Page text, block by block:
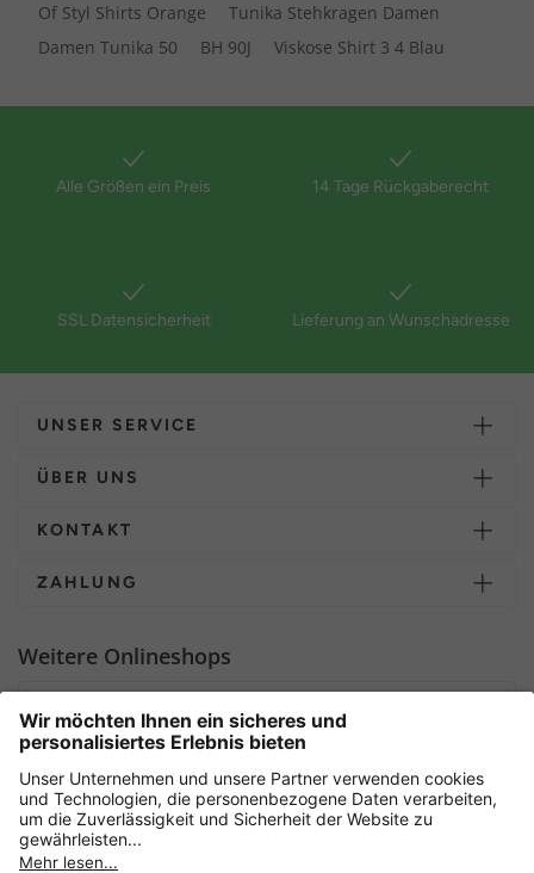
Of Styl Shirts Orange
Tunika Stehkragen Damen
Damen Tunika 50
BH 90J Viskose Shirt 3 4 Blau
Alle Größen ein Preis 14 Tage Rückgaberecht
SSL Datensicherheit Lieferung an Wunschadresse
UNSER SERVICE
ÜBER UNS
KONTAKT
ZAHLUNG
Weitere Onlineshops
Sicher einkaufen mit